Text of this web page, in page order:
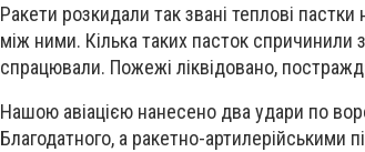
Ракети розкидали так звані теплові
між ними. Кілька таких пасток спричинили
спрацювали. Пожежі ліквідовано,
Нашою авіацією нанесено два удари по
Благодатного, а ракетно-артилерійськими